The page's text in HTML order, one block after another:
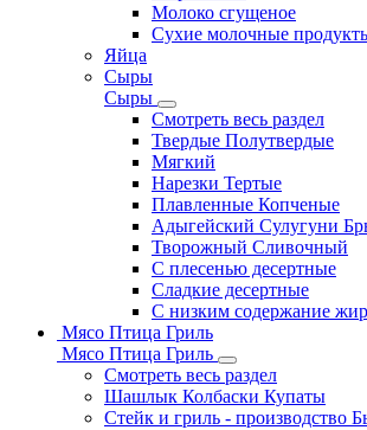
Молоко сгущеное
Сухие молочные
Яйца
Сыры
Сыры
Смотреть весь раздел
Твердые Полутвердые
Мягкий
Нарезки Тертые
Плавленные Копченые
Адыгейский Сулугуни
Творожный Сливочный
С плесенью десертные
Сладкие десертные
С низким содержание
Мясо Птица Гриль
Мясо Птица Гриль
Смотреть весь раздел
Шашлык Колбаски Купаты
Стейк и гриль - производство